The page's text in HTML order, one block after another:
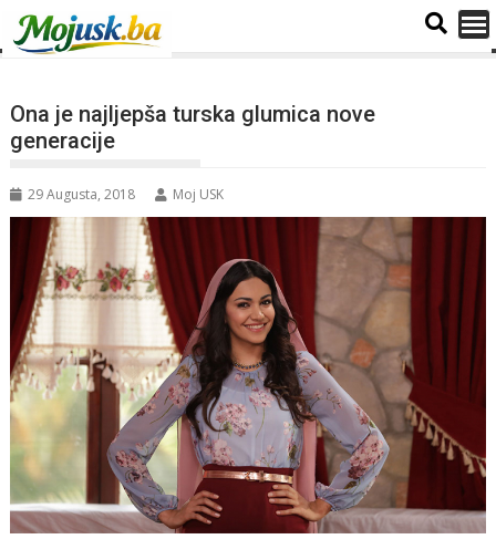
Ona je najljepša turska glumica nove
generacije
29 Augusta, 2018 Moj USK